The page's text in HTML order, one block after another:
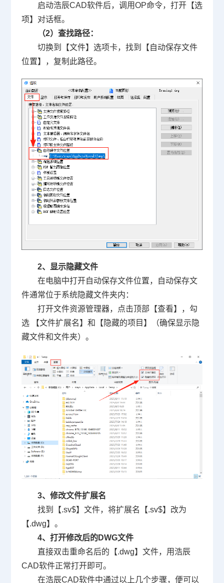
启动浩辰CAD软件后，调用OP命令，打开【选
项】对话框。
（2）查找路径：
切换到【文件】选项卡，找到【自动保存文件
位置】，复制此路径。
2、显示隐藏文件
在电脑中打开自动保存文件位置，自动保存文
件通常位于系统隐藏文件夹内：
打开文件资源管理器，点击顶部【查看】，勾
选 【文件扩展名】和【隐藏的项目】（确保显示隐
藏文件和文件夹）。
3、修改文件扩展名
找到【.sv$】文件，将扩展名【.sv$】改为
【.dwg】。
4、打开修改后的DWG文件
直接双击重命名后的【.dwg】文件，用浩辰
CAD软件正常打开即可。
在浩辰CAD软件中通过以上几个步骤，便可以